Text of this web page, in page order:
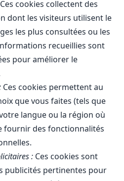
Ces cookies collectent des
dont les visiteurs utilisent le
les plus consultées ou les
recueillies sont
pour améliorer le
Ces cookies permettent au
que vous faites (tels que
langue ou la région où
fournir des fonctionnalités
: Ces cookies sont
publicités pertinentes pour